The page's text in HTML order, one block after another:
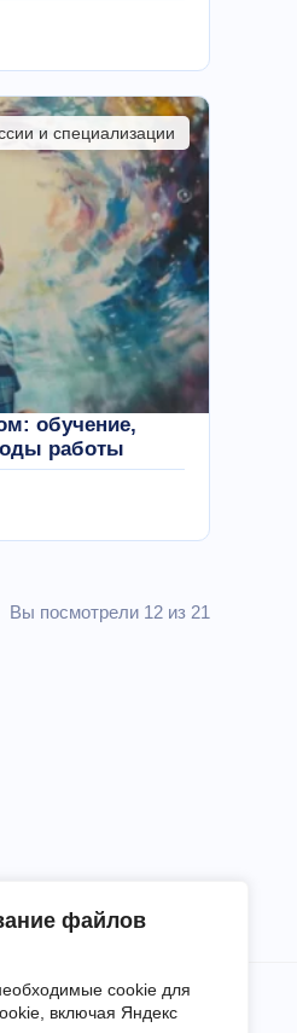
файлов
cookie для
включая Яндекс
и специализации
обучение,
работы
Вы посмотрели 12 из 21